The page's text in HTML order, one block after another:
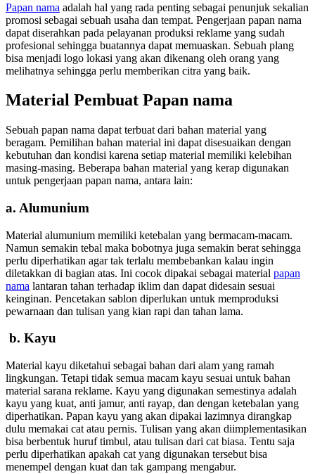
Papan nama adalah hal yang rada penting sebagai penunjuk sekalian
promosi sebagai sebuah usaha dan tempat. Pengerjaan papan nama
dapat diserahkan pada pelayanan produksi reklame yang sudah
profesional sehingga buatannya dapat memuaskan. Sebuah plang
bisa menjadi logo lokasi yang akan dikenang oleh orang yang
melihatnya sehingga perlu memberikan citra yang baik.
Material Pembuat Papan nama
Sebuah papan nama dapat terbuat dari bahan material yang
beragam. Pemilihan bahan material ini dapat disesuaikan dengan
kebutuhan dan kondisi karena setiap material memiliki kelebihan
masing-masing. Beberapa bahan material yang kerap digunakan
untuk pengerjaan papan nama, antara lain:
a. Alumunium
Material alumunium memiliki ketebalan yang bermacam-macam.
Namun semakin tebal maka bobotnya juga semakin berat sehingga
perlu diperhatikan agar tak terlalu membebankan kalau ingin
diletakkan di bagian atas. Ini cocok dipakai sebagai material papan
nama lantaran tahan terhadap iklim dan dapat didesain sesuai
keinginan. Pencetakan sablon diperlukan untuk memproduksi
pewarnaan dan tulisan yang kian rapi dan tahan lama.
b. Kayu
Material kayu diketahui sebagai bahan dari alam yang ramah
lingkungan. Tetapi tidak semua macam kayu sesuai untuk bahan
material sarana reklame. Kayu yang digunakan semestinya adalah
kayu yang kuat, anti jamur, anti rayap, dan dengan ketebalan yang
diperhatikan. Papan kayu yang akan dipakai lazimnya dirangkap
dulu memakai cat atau pernis. Tulisan yang akan diimplementasikan
bisa berbentuk huruf timbul, atau tulisan dari cat biasa. Tentu saja
perlu diperhatikan apakah cat yang digunakan tersebut bisa
menempel dengan kuat dan tak gampang mengabur.